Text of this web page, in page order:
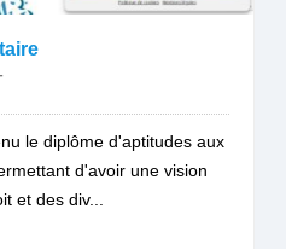
le diplôme d'aptitudes aux
d'avoir une vision
et des div...